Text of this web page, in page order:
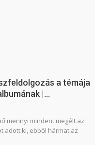
a témája
|…
mennyi mindent megélt az
adott ki, ebből hármat az